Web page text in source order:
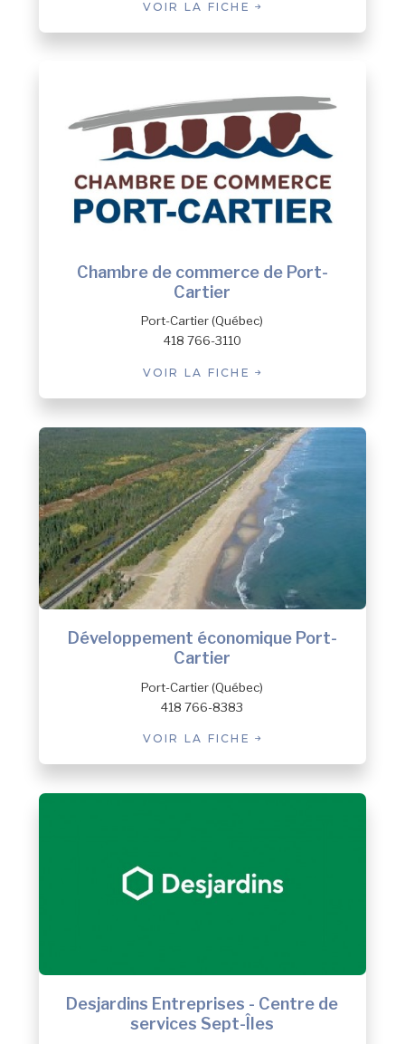
VOIR LA FICHE
Chambre de commerce de Port-
Cartier
Port-Cartier (Québec)
418 766-3110
VOIR LA FICHE
Développement économique Port-
Cartier
Port-Cartier (Québec)
418 766-8383
VOIR LA FICHE
Desjardins Entreprises - Centre de
services Sept-Îles